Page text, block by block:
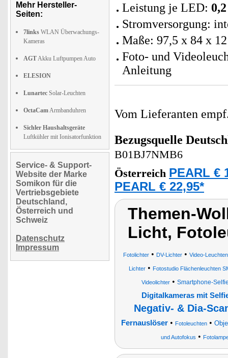
Mehr Hersteller-
Seiten:
7links WLAN Überwachungs-
Kameras
AGTAkku Luftpumpen Auto
ELESION
Lunartec Solar-Leuchten
OctaCamArmbanduhren
Sichler Haushaltsgeräte
Luftkühler mit Ionisatorfunktion
Service- & Support-
Website der Marke
Somikon für die
Vertriebsgebiete
Deutschland,
Österreich und
Schweiz
Datenschutz
Impressum
Leistung je LED:
Stromversorgung:
Maße: 97,5 x 84 x
Foto- und
Anleitung
Vom Lieferanten
Bezugsquelle
B01BJ7NMB6
Österreich PEARL €
PEARL € 22,95*
Themen-
Licht,
Fotolichter• DV-Lichter• Video-Leuchten
Lichter • Fotostudio Flächenleuchten
Videolichter • Smartphone-
Digitalkameras mit
Negativ- & Dia-
Fernauslöser• Fotoleuchten•
und Autofokus •